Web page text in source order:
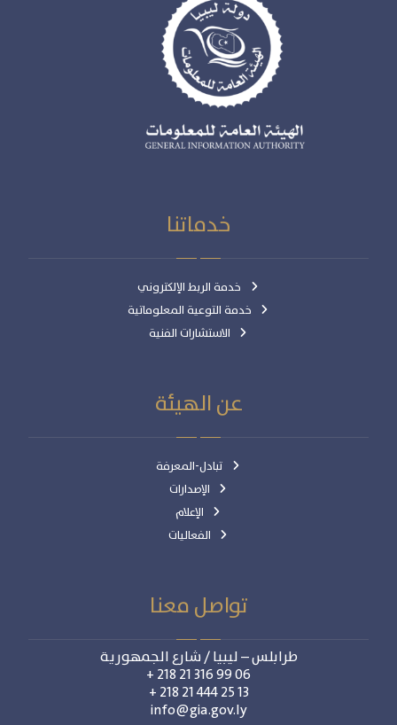
خدماتنا
خدمة الربط الإلكتروني
خدمة التوعية المعلوماتية
الاستشارات الفنية
عن الهيئة
تبادل-المعرفة
الإصدارات
الإعلام
الفعاليات
تواصل معنا
طرابلس – ليبيا / شارع الجمهورية
06 99 316 21 218 +
13 25 444 21 218 +
info@gia.gov.ly